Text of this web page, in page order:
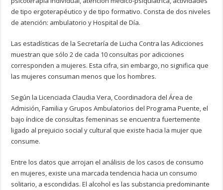
de tipo ergoterapéutico y de tipo formativo. Consta de dos niveles
de atención: ambulatorio y Hospital de Día.
Las estadísticas de la Secretaría de Lucha Contra las Adicciones
muestran que sólo 2 de cada 10 consultas por adicciones
corresponden a mujeres. Esta cifra, sin embargo, no significa que
las mujeres consuman menos que los hombres.
Según la Licenciada Claudia Vera, Coordinadora del Área de
Admisión, Familia y Grupos Ambulatorios del Programa Puente, el
bajo índice de consultas femeninas se encuentra fuertemente
ligado al prejuicio social y cultural que existe hacia la mujer que
consume.
Entre los datos que arrojan el análisis de los casos de consumo
en mujeres, existe una marcada tendencia hacia un consumo
solitario, a escondidas. El alcohol es las substancia predominante